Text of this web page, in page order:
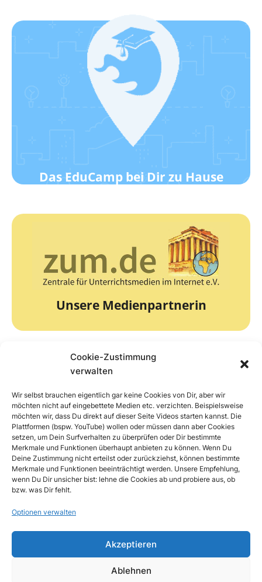
Cookie-Zustimmung
verwalten
Wir selbst brauchen eigentlich gar keine Cookies von Dir, aber wir
möchten nicht auf eingebettete Medien etc. verzichten. Beispielsweise
möchten wir, dass Du direkt auf dieser Seite Videos starten kannst. Die
Plattformen (bspw. YouTube) wollen oder müssen dann aber Cookies
setzen, um Dein Surfverhalten zu überprüfen oder Dir bestimmte
Merkmale und Funktionen überhaupt anbieten zu können. Wenn Du
Deine Zustimmung nicht erteilst oder zurückziehst, können bestimmte
Merkmale und Funktionen beeinträchtigt werden. Unsere Empfehlung,
wenn Du Dir unsicher bist: lehne die Cookies ab und probiere aus, ob
bzw. was Dir fehlt.
Optionen verwalten
Akzeptieren
Ablehnen
Das EduCamp bei Dir zu Hause
Werde ein EduCamp-Standort!
Wie das geht?
Klick hier!
Unsere Medienpartnerin
zum.de
Die Zentrale für Unterrichtsmedien
zur Webseite
Unser Online-Partner
COM.lounge
zur Webseite